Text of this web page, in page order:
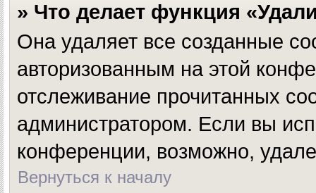
» Что делает функция
Она удаляет все созданные
авторизованным на этой
отслеживание прочитанных
администратором. Если вы
конференции, возможно,
Вернуться к началу